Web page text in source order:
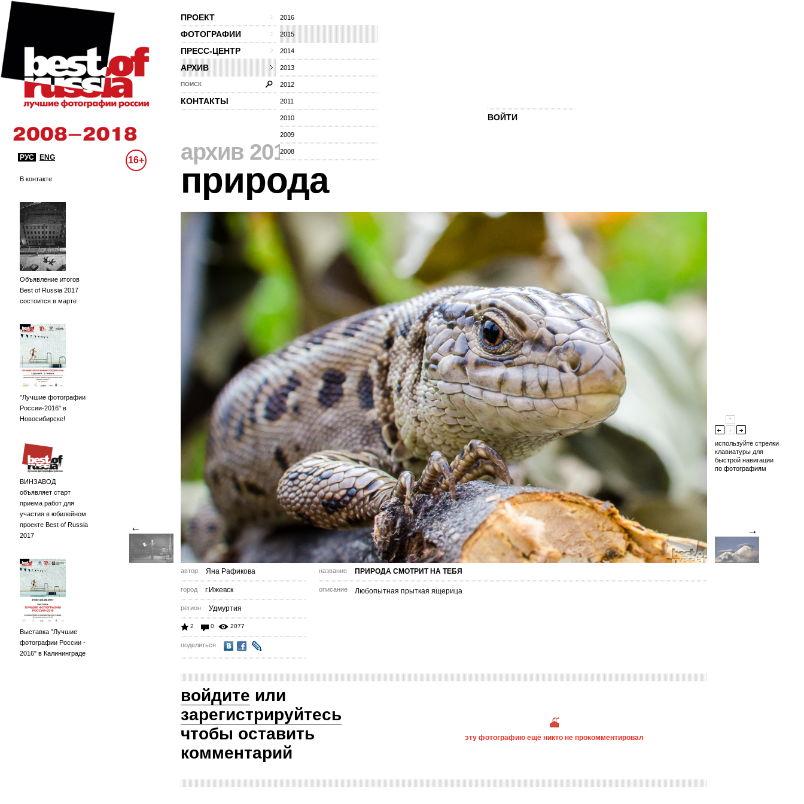
ПРОЕКТ
ФОТОГРАФИИ
ПРЕСС-ЦЕНТР
АРХИВ
2016
2015
2014
2013
2012
2011
2010
2009
2008
ПОИСК
КОНТАКТЫ
ВОЙТИ
РУС ENG 16+
В контакте
Объявление итогов
Best of Russia 2017
состоится в марте
"Лучшие фотографии
России-2016" в
Новосибирске!
ВИНЗАВОД
объявляет старт
приема работ для
участия в юбилейном
проекте Best of Russia
2017
Выставка "Лучшие
фотографии России -
2016" в Калининграде
архив 2015⁄
природа
← →
используйте стрелки
клавиатуры для
быстрой навигации
по фотографиям
автор Яна Рафикова
город г.Ижевск
регион Удмуртия
2 0 2077
поделиться
название ПРИРОДА СМОТРИТ НА ТЕБЯ
описание Любопытная прыткая ящерица
войдите или
зарегистрируйтесь
чтобы оставить
комментарий
эту фотографию ещё никто не прокомментировал